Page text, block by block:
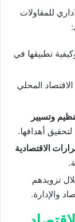
للمقاولات
تطبيقها في
المحلي
وتسيير
لتحقيق أهدافها.
الاقتصادية
تزويدهم
والإدارة.